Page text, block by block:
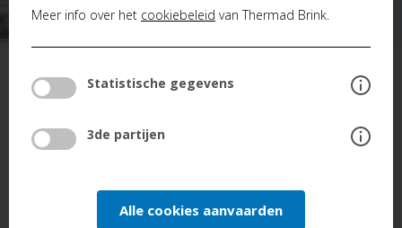
Meer info over het cookiebeleid van Thermad Brink.
Statistische gegevens
3de partijen
Alle cookies aanvaarden
FAQ
Brink Flair: foutcode E104
BRINK FLAIR: FOUTCODE